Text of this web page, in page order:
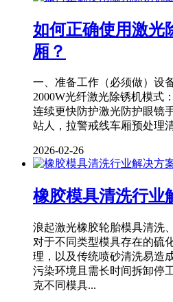
如何正确使用激光
厢？
一、准备工作（必须做）设
2000W光纤激光除锈机模式
连续更快防护激光防护眼镜
站人，拉警戒线车厢预处理
2026-02-26
橡胶模具清洗行业
浪起激光橡胶轮胎模具清洗
对于不同类型模具存在的硫
理，以及传统喷砂清洗易造
污染环境且需长时间拆卸停
克不同模具...